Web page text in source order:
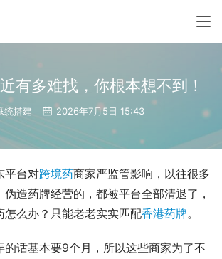
有多难找，你根本想不到！
统搭建 2026年7月5日 15:43
平台对跨境药商家严监管影响，以往很多
造药牌经营的，都被平台全部清退了，
怎么办？只能老老实实匹配香港药牌。
的话基本要9个月，所以这些商家为了不